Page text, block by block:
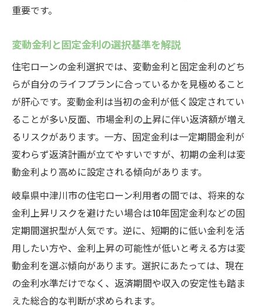
点
繰り上げ返済と住宅ローン金利の関係性
固定金利と変動金利どちらが最適か迷ったら
住宅ローン固定金利と変動金利の違いを解
説
金利タイプ選択で考慮すべき生活設計とは
住宅ローン利用者に人気の金利タイプ特徴
ト
金利選択で後悔しないための注意点を紹介
住宅ローンの繰り上げ返済で得られる安心感
住宅ローン繰り上げ返済の基本と手順を解
説
繰り上げ返済が住宅ローン返済額に与える
重要です。
変動金利と固定金利の選択基準を解説
住宅ローンの金利選択では、変動金利と固定金利のどち
らが自分のライフプランに合っているかを見極めること
が肝心です。変動金利は当初の金利が低く設定されてい
ることが多い反面、市場金利の上昇に伴い返済額が増え
るリスクがあります。一方、固定金利は一定期間金利が
変わらず返済計画が立てやすいですが、初期の金利は変
動金利より高めに設定される傾向があります。
岐阜県中津川市の住宅ローン利用者の間では、将来的な
金利上昇リスクを避けたい場合は10年固定金利などの固
定期間選択型が人気です。逆に、短期的に低い金利を活
用したい方や、金利上昇の可能性が低いと考える方は変
動金利を選ぶ傾向があります。選択にあたっては、現在
の金利水準だけでなく、返済期間や収入の安定性も踏ま
えた総合的な判断が求められます。